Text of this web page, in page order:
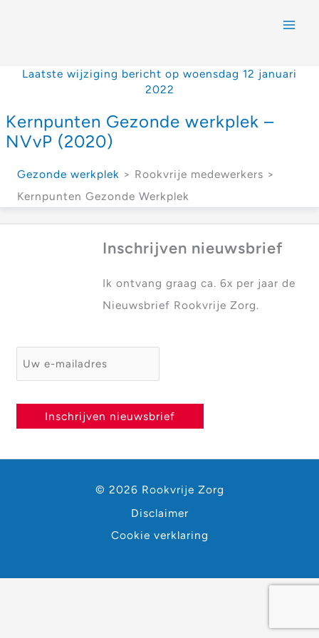
Laatste wijziging bericht op woensdag 12 januari
2022
Kernpunten Gezonde werkplek –
NVvP (2020)
Gezonde werkplek > Rookvrije medewerkers >
Kernpunten Gezonde Werkplek
Inschrijven nieuwsbrief
Ik ontvang graag ca. 6x per jaar de
Nieuwsbrief Rookvrije Zorg.
E-mailadres *
Inschrijven nieuwsbrief
© 2026 Rookvrije Zorg
Disclaimer
Cookie verklaring